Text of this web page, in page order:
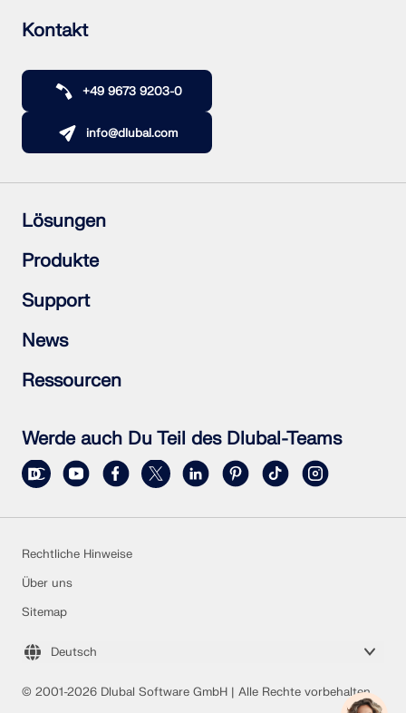
Kontakt
+49 9673 9203-0
info@dlubal.com
Lösungen
Stahlbetonbau
Stahlbau
Holzbau
Stahlanschlüsse
Produkte
RFEM 6
RSTAB 9
RSECTION 1
RWIND 3
Support
Häufig gestellte Fragen (FAQs)
Individuelle Frage stellen
Schneelastzonen, Windzonen und Erdbebenzonen
Vertriebsteam kontaktieren
News
Newsletter abonnieren
Aktuelle Nachrichten
Online-Schulungen
Ressourcen
Kundenprojekt einreichen
Kundenprojekte
Online-Handbücher
Werde auch Du Teil des Dlubal-Teams
© 2001-2026 Dlubal Software GmbH | Alle Rechte vorbehalten
Rechtliche Hinweise
Über uns
Sitemap
Deutsch